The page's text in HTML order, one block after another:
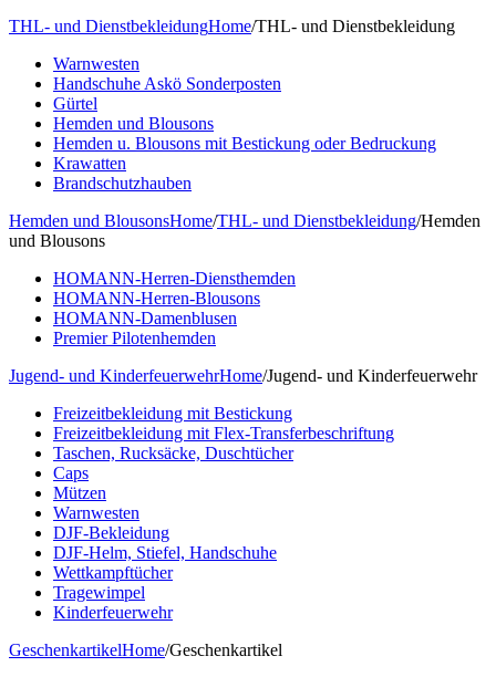
THL- und DienstbekleidungHome/THL- und Dienstbekleidung
Warnwesten
Handschuhe Askö Sonderposten
Gürtel
Hemden und Blousons
Hemden u. Blousons mit Bestickung oder Bedruckung
Krawatten
Brandschutzhauben
Hemden und BlousonsHome/THL- und Dienstbekleidung/Hemden
und Blousons
HOMANN-Herren-Diensthemden
HOMANN-Herren-Blousons
HOMANN-Damenblusen
Premier Pilotenhemden
Jugend- und KinderfeuerwehrHome/Jugend- und Kinderfeuerwehr
Freizeitbekleidung mit Bestickung
Freizeitbekleidung mit Flex-Transferbeschriftung
Taschen, Rucksäcke, Duschtücher
Caps
Mützen
Warnwesten
DJF-Bekleidung
DJF-Helm, Stiefel, Handschuhe
Wettkampftücher
Tragewimpel
Kinderfeuerwehr
GeschenkartikelHome/Geschenkartikel